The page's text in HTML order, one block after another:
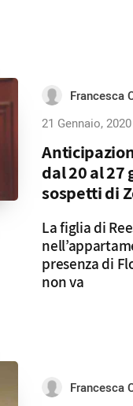
Francesca
21 Gennaio, 2020
dal 20 al 27
sospetti di
La figlia di
presenza di
non va
Francesca